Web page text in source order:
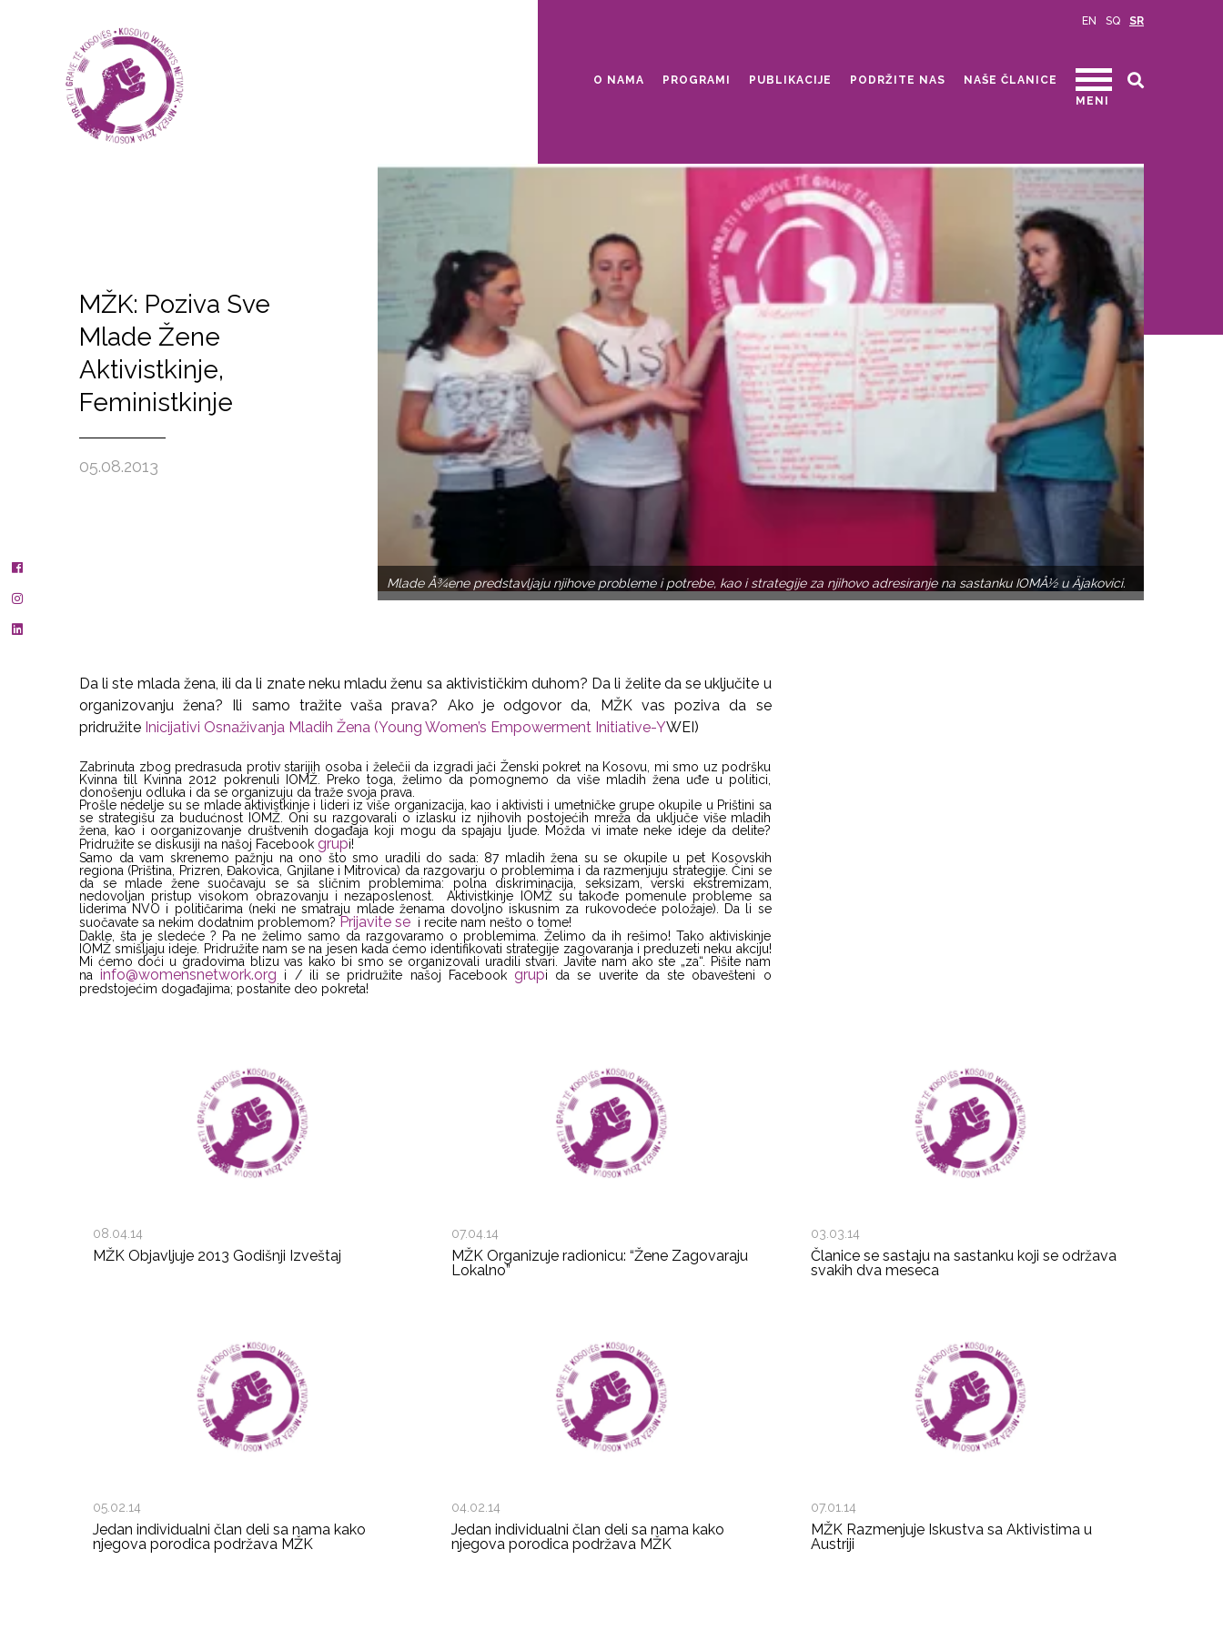
EN SQ SR
O NAMA PROGRAMI PUBLIKACIJE PODRŽITE NAS
NAŠE ČLANICE
MENI
Mlade Å¾ene predstavljaju njihove probleme i potrebe, kao i strategije za njihovo adresiranje na sastanku IOMÅ½ u Äjakovici.
MŽK: Poziva Sve
Mlade Žene
Aktivistkinje,
Feministkinje
05.08.2013
Da li ste mlada žena, ili da li znate neku mladu ženu sa aktivističkim duhom? Da li želite da se uključite u
organizovanju žena? Ili samo tražite vaša prava? Ako je odgovor da, MŽK vas poziva da se
pridružite Inicijativi Osnaživanja Mladih Žena (Young Women’s Empowerment Initiative-YWEI)
Zabrinuta zbog predrasuda protiv starijih osoba i želečii da izgradi jači Ženski pokret na Kosovu, mi smo uz podršku
Kvinna till Kvinna 2012 pokrenuli IOMŽ. Preko toga, želimo da pomognemo da više mladih žena uđe u politici,
donošenju odluka i da se organizuju da traže svoja prava.
Prošle nedelje su se mlade aktivistkinje i lideri iz više organizacija, kao i aktivisti i umetničke grupe okupile u Prištini sa
se strategišu za budućnost IOMŽ. Oni su razgovarali o izlasku iz njihovih postojećih mreža da uključe više mladih
žena, kao i oorganizovanje društvenih događaja koji mogu da spajaju ljude. Možda vi imate neke ideje da delite?
Pridružite se diskusiji na našoj Facebook grupi!
Samo da vam skrenemo pažnju na ono što smo uradili do sada: 87 mladih žena su se okupile u pet Kosovskih
regiona (Priština, Prizren, Đakovica, Gnjilane i Mitrovica) da razgovarju o problemima i da razmenjuju strategije. Čini se
da se mlade žene suočavaju se sa sličnim problemima: polna diskriminacija, seksizam, verski ekstremizam,
nedovoljan pristup visokom obrazovanju i nezaposlenost. Aktivistkinje IOMŽ su takođe pomenule probleme sa
liderima NVO i političarima (neki ne smatraju mlade ženama dovoljno iskusnim za rukovodeće položaje). Da li se
suočavate sa nekim dodatnim problemom? Prijavite se i recite nam nešto o tome!
Dakle, šta je sledeće ? Pa ne želimo samo da razgovaramo o problemima. Želimo da ih rešimo! Tako aktiviskinje
IOMŽ smišljaju ideje. Pridružite nam se na jesen kada ćemo identifikovati strategije zagovaranja i preduzeti neku akciju!
Mi ćemo doći u gradovima blizu vas kako bi smo se organizovali uradili stvari. Javite nam ako ste „za“. Pišite nam
nainfo@womensnetwork.org i / ili se pridružite našoj Facebook grupi da se uverite da ste obavešteni o
predstojećim događajima; postanite deo pokreta!
08.04.14
MŽK Objavljuje 2013 Godišnji Izveštaj
07.04.14
MŽK Organizuje radionicu: “Žene Zagovaraju
Lokalno”
03.03.14
Članice se sastaju na sastanku koji se održava
svakih dva meseca
05.02.14
Jedan individualni član deli sa nama kako
njegova porodica podržava MŽK
04.02.14
Jedan individualni član deli sa nama kako
njegova porodica podržava MŽK
07.01.14
MŽK Razmenjuje Iskustva sa Aktivistima u
Austriji